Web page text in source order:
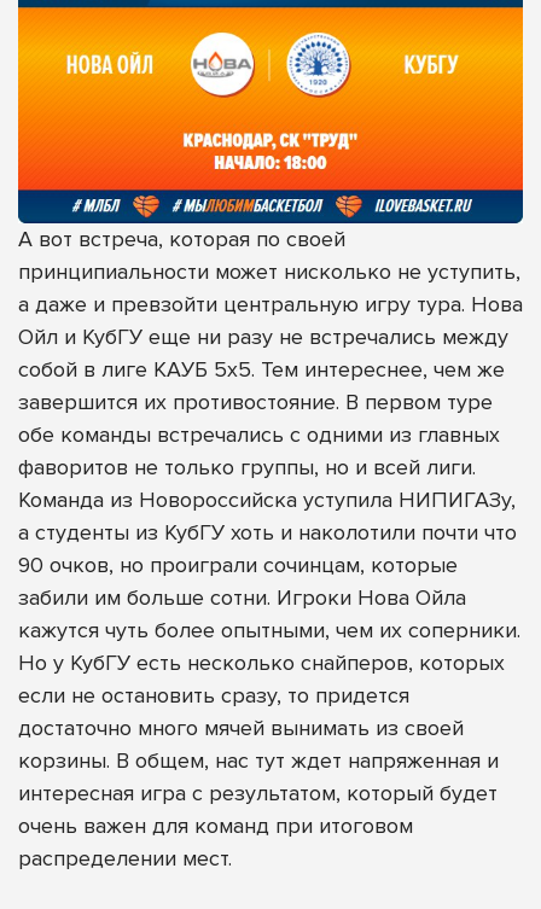
А вот встреча, которая по своей
принципиальности может нисколько не уступить,
а даже и превзойти центральную игру тура. Нова
Ойл и КубГУ еще ни разу не встречались между
собой в лиге КАУБ 5х5. Тем интереснее, чем же
завершится их противостояние. В первом туре
обе команды встречались с одними из главных
фаворитов не только группы, но и всей лиги.
Команда из Новороссийска уступила НИПИГАЗу,
а студенты из КубГУ хоть и наколотили почти что
90 очков, но проиграли сочинцам, которые
забили им больше сотни. Игроки Нова Ойла
кажутся чуть более опытными, чем их соперники.
Но у КубГУ есть несколько снайперов, которых
если не остановить сразу, то придется
достаточно много мячей вынимать из своей
корзины. В общем, нас тут ждет напряженная и
интересная игра с результатом, который будет
очень важен для команд при итоговом
распределении мест.